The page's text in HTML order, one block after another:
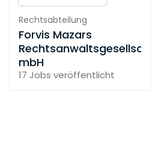
Rechtsabteilung
Forvis Mazars
Rechtsanwaltsgesellschaft
mbH
17 Jobs veröffentlicht